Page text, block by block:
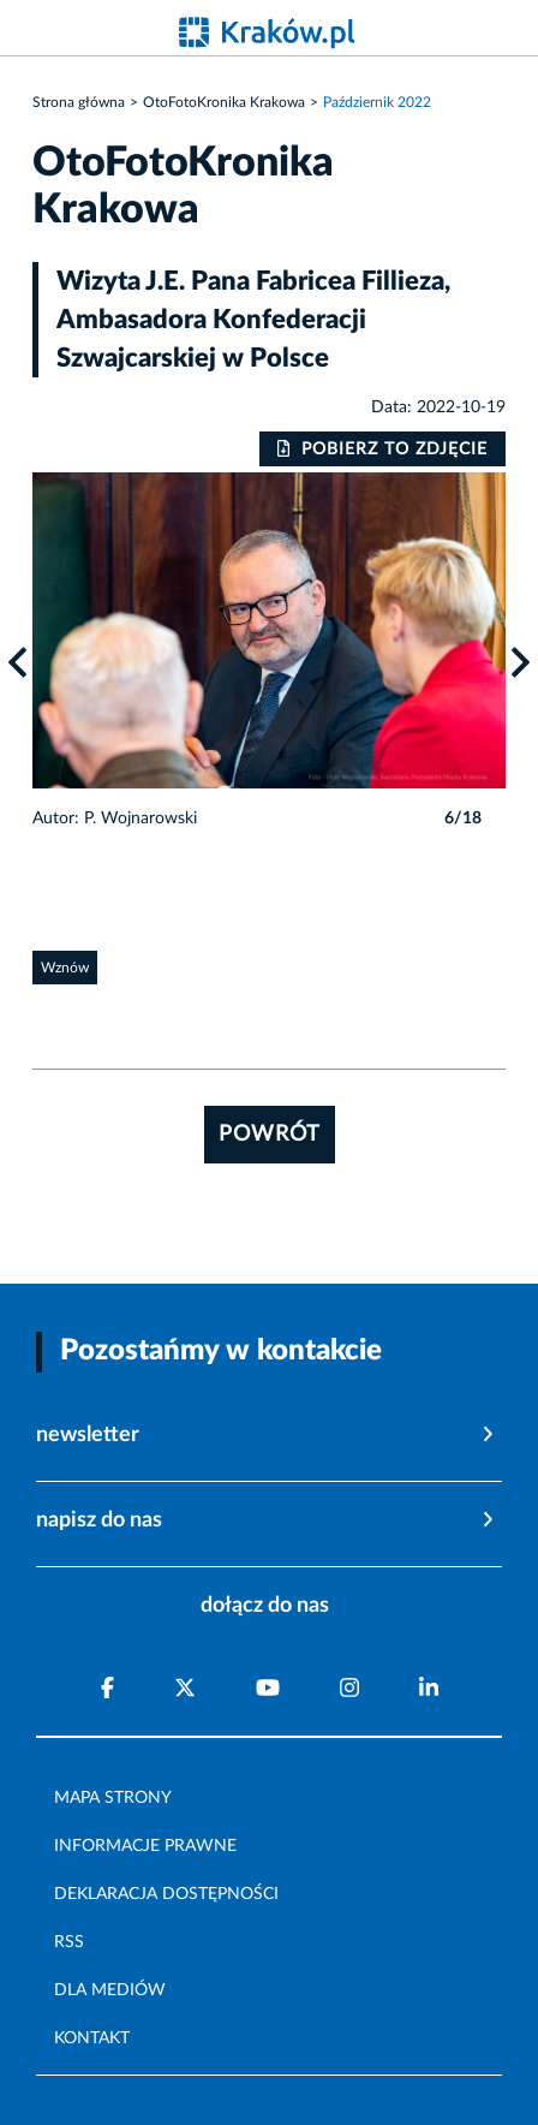
Strona główna OtoFotoKronika Krakowa Październik 2022
OtoFotoKronika
Krakowa
Wizyta J.E. Pana Fabricea Fillieza,
Ambasadora Konfederacji
Szwajcarskiej w Polsce
Data: 2022-10-19
POBIERZ TO ZDJĘCIE
Autor: P. Wojnarowski 6/18
Wznów
POWRÓT
Pozostańmy w kontakcie
newsletter
napisz do nas
dołącz do nas
MAPA STRONY
INFORMACJE PRAWNE
DEKLARACJA DOSTĘPNOŚCI
RSS
DLA MEDIÓW
KONTAKT